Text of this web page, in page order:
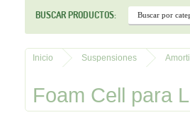
BUSCAR PRODUCTOS:
Inicio Suspensiones
Foam Cell para